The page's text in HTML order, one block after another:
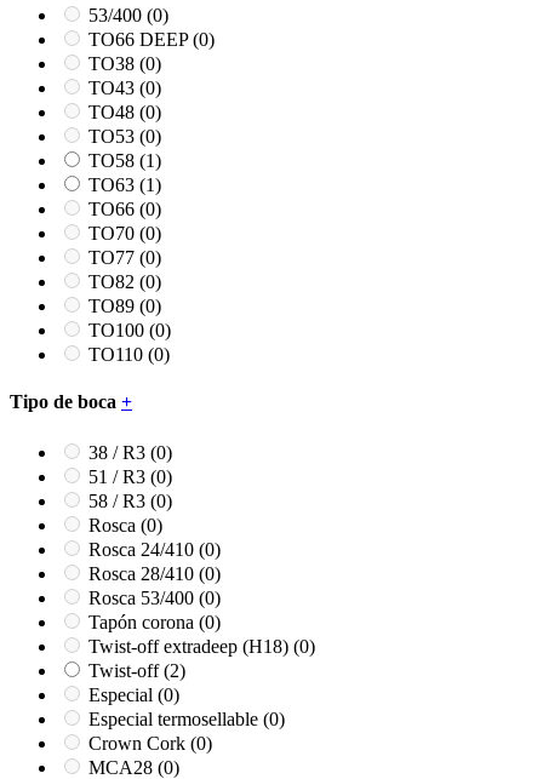
53/400 (0)
TO66 DEEP(0)
TO38 (0)
TO43 (0)
TO48 (0)
TO53 (0)
TO58 (1)
TO63 (1)
TO66 (0)
TO70 (0)
TO77 (0)
TO82 (0)
TO89 (0)
TO100 (0)
TO110 (0)
Tipo de boca +
38 / R3 (0)
51 / R3 (0)
58 / R3 (0)
Rosca (0)
Rosca 24/410 (0)
Rosca 28/410 (0)
Rosca 53/400 (0)
Tapón corona (0)
Twist-off extradeep (H18) (0)
Twist-off(2)
Especial (0)
Especial termosellable (0)
Crown Cork (0)
MCA28 (0)